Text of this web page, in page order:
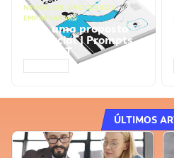
NEGÓCIOS, PROCESSOS
EMPRESARIAIS
Faça uma proposta
comercial | Prompts
ChatGPT
ÚLTIMOS